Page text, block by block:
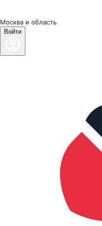
Москва и область
Войти